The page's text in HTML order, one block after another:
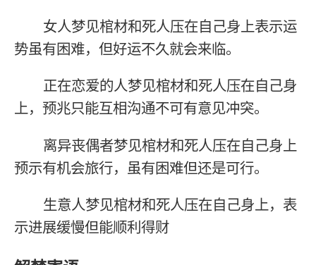
女人梦见棺材和死人压在自己身上表示运
势虽有困难，但好运不久就会来临。
正在恋爱的人梦见棺材和死人压在自己身
上，预兆只能互相沟通不可有意见冲突。
离异丧偶者梦见棺材和死人压在自己身上
预示有机会旅行，虽有困难但还是可行。
生意人梦见棺材和死人压在自己身上，表
示进展缓慢但能顺利得财